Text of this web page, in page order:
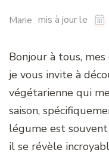
Marie mis à jour le
Bonjour à tous,
je vous invite à
végétarienne qui
saison,
légume est souvent
il se révèle